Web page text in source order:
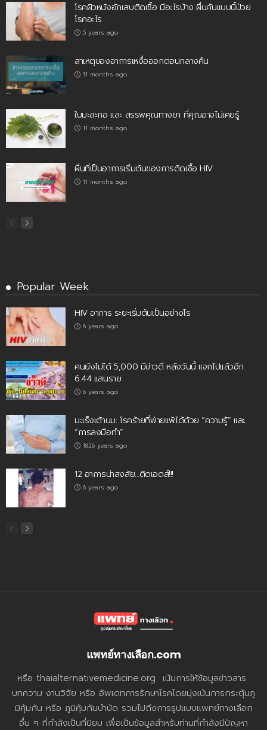
โรคผิวหนังอักเสบติดเชื้อ มีอะไรบ้าง ผื่นคันแบบนี้ป่วย
โรคอะไร
5 years ago
สาเหตุของอาการเหงื่อออกตอนกลางคืน
11 months ago
ใบมะละกอ และ สรรพคุณทางยา ที่คุณอาจไม่เคยรู้
11 months ago
ผื่นที่เป็นอาการเริ่มต้นของการติดเชื้อ HIV
11 months ago
Popular Week
HIV อาการ ระยะเริ่มต้นเป็นอย่างไร
6 years ago
คนยังไม่ได้ 5,000 มีข่าวดี หลังวันนี้ แจกไปแล้วอีก
6.44 แสนราย
6 years ago
มะเร็งเต้านม: โรคร้ายที่พ่ายแพ้ได้ด้วย “ความรู้” และ
“การลงมือทำ”
1826 years ago
12 อาการน่าสงสัย…ติดเอดส์!!!
6 years ago
แพทย์ทางเลือก.com
หรือ thaialternativemedicine.org เน้นการให้ข้อมูลข่าวสาร
บทความ งานวิจัย หรือ อัพเดทการรักษาโรคโดยมุ่งเน้นการกระตุ้นภู
มิคุ้มกัน หรือ ภูมิคุ้มกันบำบัด รวมไปถึงการรูปแบบแพทย์ทางเลือก
อื่น ๆ ที่กำลังเป็นที่นิยม เพื่อเป็นข้อมูลสำหรับท่านที่กำลังมีปัญหา